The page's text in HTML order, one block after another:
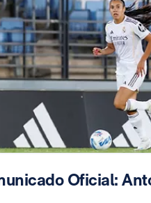
Oficial: